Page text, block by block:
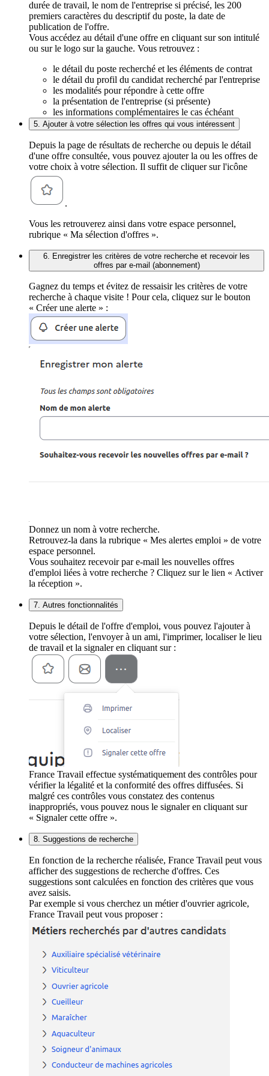
durée de travail, le nom de l'entreprise si précisé, les 200
premiers caractères du descriptif du poste, la date de
publication de l'offre.
Vous accédez au détail d'une offre en cliquant sur son intitulé
ou sur le logo sur la gauche. Vous retrouvez :
le détail du poste recherché et les éléments de contrat
le détail du profil du candidat recherché par l'entreprise
les modalités pour répondre à cette offre
la présentation de l'entreprise (si présente)
les informations complémentaires le cas échéant
5. Ajouter à votre sélection les offres qui vous intéressent
Depuis la page de résultats de recherche ou depuis le détail
d'une offre consultée, vous pouvez ajouter la ou les offres de
votre choix à votre sélection. Il suffit de cliquer sur l'icône
.
Vous les retrouverez ainsi dans votre espace personnel,
rubrique « Ma sélection d'offres ».
6. Enregistrer les critères de votre recherche et recevoir les
offres par e-mail (abonnement)
Gagnez du temps et évitez de ressaisir les critères de votre
recherche à chaque visite ! Pour cela, cliquez sur le bouton
« Créer une alerte » :
Donnez un nom à votre recherche.
Retrouvez-la dans la rubrique « Mes alertes emploi » de votre
espace personnel.
Vous souhaitez recevoir par e-mail les nouvelles offres
d'emploi liées à votre recherche ? Cliquez sur le lien « Activer
la réception ».
7. Autres fonctionnalités
Depuis le détail de l'offre d'emploi, vous pouvez l'ajouter à
votre sélection, l'envoyer à un ami, l'imprimer, localiser le lieu
de travail et la signaler en cliquant sur :
France Travail effectue systématiquement des contrôles pour
vérifier la légalité et la conformité des offres diffusées. Si
malgré ces contrôles vous constatez des contenus
inappropriés, vous pouvez nous le signaler en cliquant sur
« Signaler cette offre ».
8. Suggestions de recherche
En fonction de la recherche réalisée, France Travail peut vous
afficher des suggestions de recherche d'offres. Ces
suggestions sont calculées en fonction des critères que vous
avez saisis.
Par exemple si vous cherchez un métier d'ouvrier agricole,
France Travail peut vous proposer :